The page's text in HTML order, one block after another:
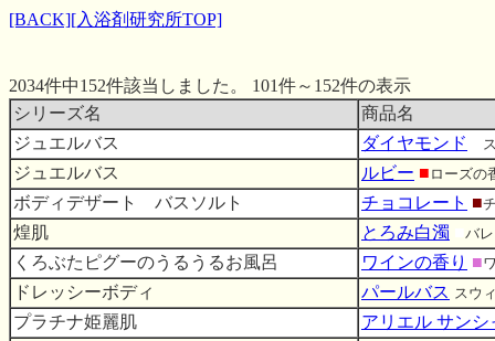
[BACK][入浴剤研究所TOP]
2034件中152件該当しました。 101件～152件の表示
シリーズ名
商品名
ジュエルバス
ダイヤモンド
ジュエルバス ルビー ■ ローズの
ボディデザート バスソルト チョコレート ■
煌肌 とろみ白濁 バ
くろぶたピグーのうるうるお風呂 ワインの香り ■
ドレッシーボディ パールバス スウ
プラチナ姫麗肌
アリエル サン